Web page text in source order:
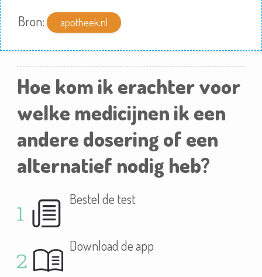
Bron:
apotheek.nl
Hoe kom ik erachter voor
welke medicijnen ik een
andere dosering of een
alternatief nodig heb?
Bestel de test
Download de app